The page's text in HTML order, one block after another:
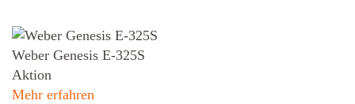
Weber Genesis E-325S
Aktion
Mehr erfahren